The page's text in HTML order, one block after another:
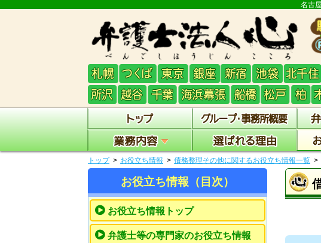
名古
トップ お役立ち情報 債務整理その他に関するお役立ち情報一覧
お役立ち情報（目次）
お役立ち情報トップ
弁護士等の専門家のお役立ち情報